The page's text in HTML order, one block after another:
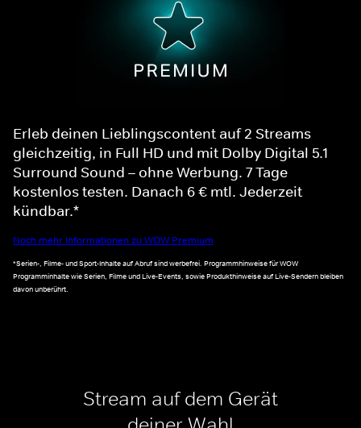
Erleb deinen Lieblingscontent auf 2 Streams
gleichzeitig, in Full HD und mit Dolby Digital 5.1
Surround Sound – ohne Werbung. 7 Tage
kostenlos testen. Danach 6 € mtl. Jederzeit
kündbar.*
Noch mehr Informationen zu WOW Premium
*Serien-, Filme- und Sport-Inhalte auf Abruf sind werbefrei. Programmhinweise für WOW
Programminhalte wie Serien, Filme und Live-Events, sowie Produkthinweise auf Live-Sendern bleiben
davon unberührt.
Stream auf dem Gerät